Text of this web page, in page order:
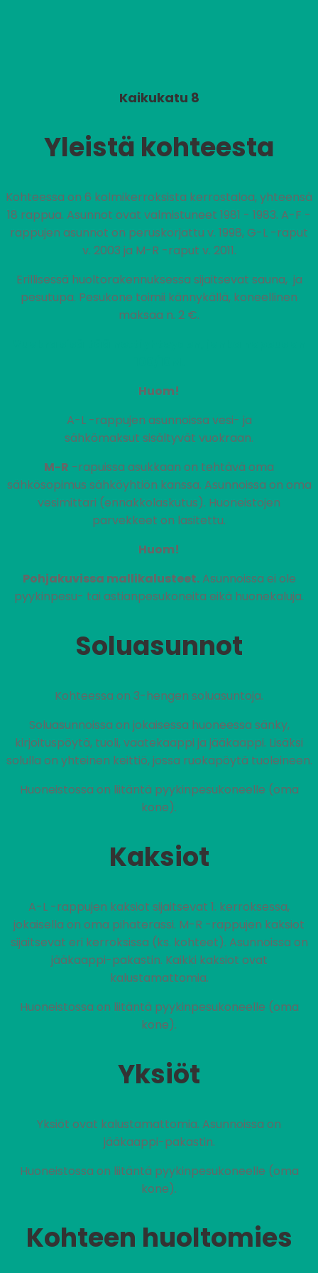
Kaikukatu 8
Yleistä kohteesta
Kohteessa on 6 kolmikerroksista kerrostaloa, yhteensä
18 rappua. Asunnot ovat valmistuneet 1981 - 1983. A-F -
rappujen asunnot on peruskorjattu v. 1998, G-L -raput
v. 2003 ja M-R -raput v. 2011.
Erillisessä huoltorakennuksessa sijaitsevat sauna, ja
pesutupa. Pesukone toimii kännykällä, koneellinen
maksaa n. 2 €.
Huom!
A-L -rappujen asunnoissa vesi- ja
sähkömaksut sisältyvät vuokraan.
M-R -rapuissa asukkaan on tehtävä oma
sähkösopimus sähköyhtiön kanssa. Asunnoissa on oma
vesimittari (ennakkolaskutus). Huoneistojen
parvekkeet on lasitettu.
Huom!
Pohjakuvissa mallikalusteet.Asunnoissa ei ole
pyykinpesu- tai astianpesukoneita eikä huonekaluja.
Soluasunnot
Kohteessa on 3-hengen soluasuntoja.
Soluasunnoissa on jokaisessa huoneessa sänky,
kirjoituspöytä, tuoli, vaatekaappi ja jääkaappi. Lisäksi
solulla on yhteinen keittiö, jossa ruokapöytä tuoleineen.
Huoneistossa on liitäntä pyykinpesukoneelle (oma
kone).
Kaksiot
A-L -rappujen kaksiot sijaitsevat 1. kerroksessa,
jokaisella on oma pihaterassi. M-R -rappujen kaksiot
sijaitsevat eri kerroksissa (ks. kohteet). Asunnoissa on
jääkaappi-pakastin. Kaikki kaksiot ovat
kalustamattomia.
Huoneistossa on liitäntä pyykinpesukoneelle (oma
kone).
Yksiöt
Yksiöt ovat kalustamattomia. Asunnoissa on
jääkaappi-pakastin.
Huoneistossa on liitäntä pyykinpesukoneelle (oma
kone).
Kohteen huoltomies